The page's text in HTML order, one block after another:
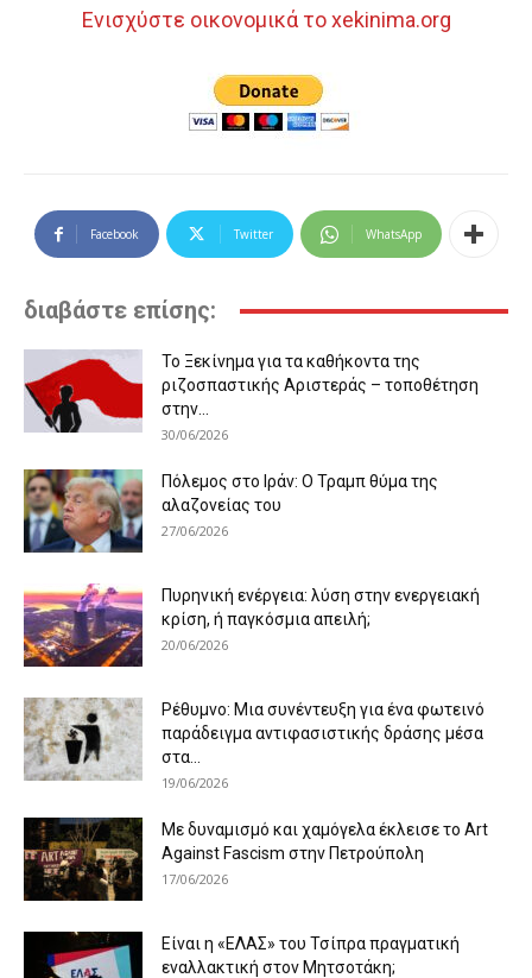
Ενισχύστε οικονομικά το xekinima.org
Facebook Twitter WhatsApp
διαβάστε επίσης:
Το Ξεκίνημα για τα καθήκοντα της
ριζοσπαστικής Αριστεράς – τοποθέτηση
στην...
30/06/2026
Πόλεμος στο Ιράν: Ο Τραμπ θύμα της
αλαζονείας του
27/06/2026
Πυρηνική ενέργεια: λύση στην ενεργειακή
κρίση, ή παγκόσμια απειλή;
20/06/2026
Ρέθυμνο: Μια συνέντευξη για ένα φωτεινό
παράδειγμα αντιφασιστικής δράσης μέσα
στα...
19/06/2026
Με δυναμισμό και χαμόγελα έκλεισε το Art
Against Fascism στην Πετρούπολη
17/06/2026
Είναι η «ΕΛΑΣ» του Τσίπρα πραγματική
εναλλακτική στον Μητσοτάκη;